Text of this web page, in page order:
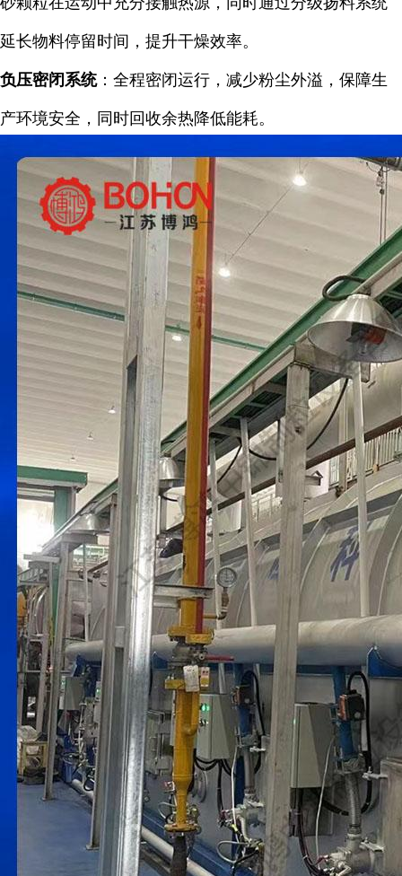
延长物料停留时间，提升干燥效率。
负压密闭系统：全程密闭运行，减少粉尘外溢，保障生
产环境安全，同时回收余热降低能耗。